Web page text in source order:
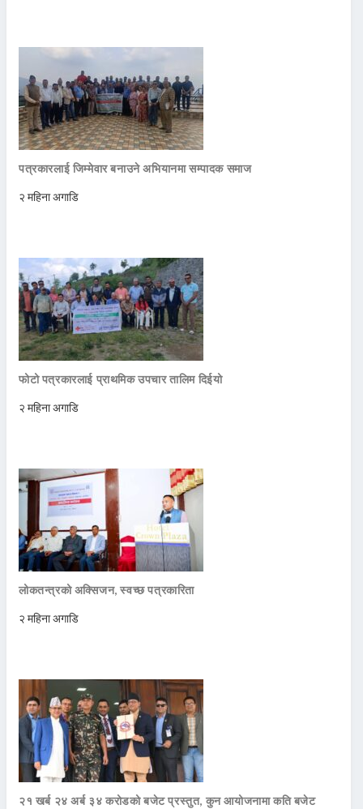
पत्रकारलाई जिम्मेवार बनाउने अभियानमा सम्पादक समाज
२ महिना अगाडि
फोटो पत्रकारलाई प्राथमिक उपचार तालिम दिईयो
२ महिना अगाडि
लोकतन्त्रको अक्सिजन, स्वच्छ पत्रकारिता
२ महिना अगाडि
२१ खर्ब २४ अर्ब ३४ करोडको बजेट प्रस्तुत, कुन आयोजनामा कति बजेट